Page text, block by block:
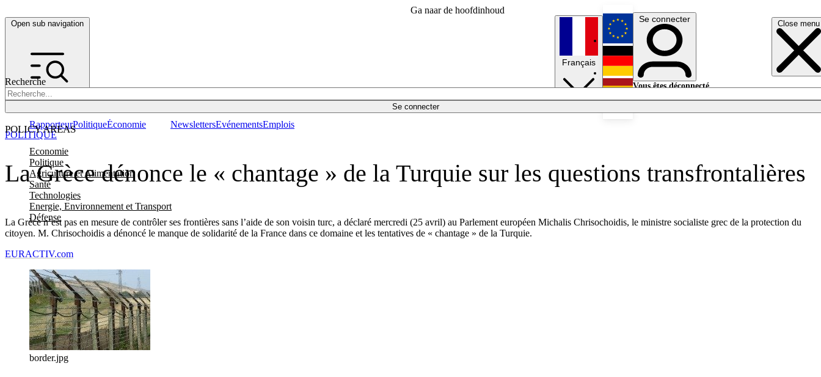
Ga naar de hoofdinhoud
Open sub navigation Close menu
Recherche
Se connecter
POLICY AREAS
Economie
Politique
Agriculture et Alimentation
Santé
Technologies
Energie, Environnement et Transport
Défense
RapporteurPolitiqueÉconomie NewslettersEvénementsEmplois
Français
English
Deutsch
Se connecter
Vous êtes déconnecté.
La Grèce dénonce le « chantage » de la Turquie sur les questions transfrontalières
La Grèce n’est pas en mesure de contrôler ses frontières sans l’aide de son voisin turc, a déclaré mercredi (25 avril) au Parlement européen Michalis Chrisochoidis, le ministre socialiste grec de la protection du
citoyen. M. Chrisochoidis a dénoncé le manque de solidarité de la France dans ce domaine et les tentatives de « chantage » de la Turquie.
POLITIQUE
EURACTIV.com
border.jpg